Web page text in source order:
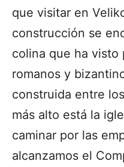
que visitar en
construcción se
colina que ha visto
romanos y
construida entre
más alto está la
caminar por las
alcanzamos el